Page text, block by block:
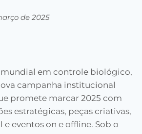
de 2025
em controle biológico,
campanha institucional
promete marcar 2025 com
estratégicas, peças criativas,
eventos on e offline. Sob o